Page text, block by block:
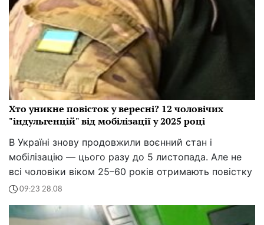
Хто уникне повісток у вересні? 12 чоловічих
"індульгенцій" від мобілізації у 2025 році
В Україні знову продовжили воєнний стан і
мобілізацію — цього разу до 5 листопада. Але не
всі чоловіки віком 25–60 років отримають повістку
09:23 28.08